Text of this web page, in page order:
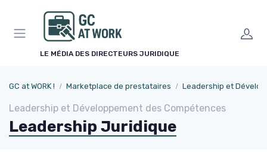
LE MÉDIA DES DIRECTEURS JURIDIQUE
GC at WORK ! Marketplace de prestataires Leadership et
Leadership et Développement des Compétences
Leadership Juridique